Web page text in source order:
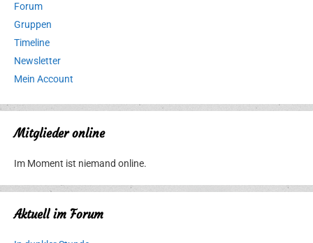
Forum
Gruppen
Timeline
Newsletter
Mein Account
Mitglieder online
Im Moment ist niemand online.
Aktuell im Forum